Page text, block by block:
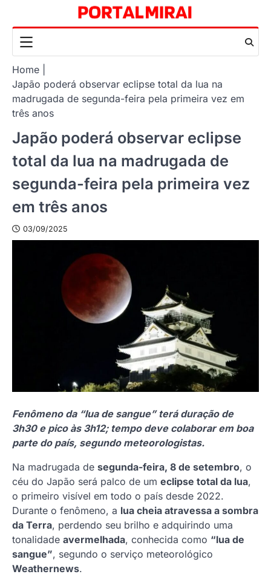
content
Home
Japão poderá observar eclipse total da lua na
madrugada de segunda-feira pela primeira vez em
três anos
Japão poderá observar eclipse
total da lua na madrugada de
segunda-feira pela primeira vez
em três anos
03/09/2025
Fenômeno da “lua de sangue” terá duração de
3h30 e pico às 3h12; tempo deve colaborar em boa
parte do país, segundo meteorologistas.
Na madrugada de segunda-feira, 8 de setembro, o
céu do Japão será palco de um eclipse total da lua,
o primeiro visível em todo o país desde 2022.
Durante o fenômeno, a lua cheia atravessa a sombra
da Terra, perdendo seu brilho e adquirindo uma
tonalidade avermelhada, conhecida como “lua de
sangue”, segundo o serviço meteorológico
Weathernews.